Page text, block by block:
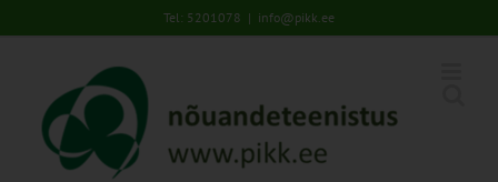
to
Tel: 5201078 | info@pikk.ee